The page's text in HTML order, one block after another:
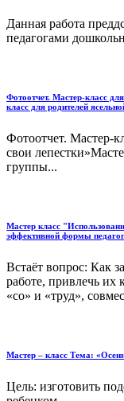
Данная работа
педагогами
Фотоотчет. Мастер-класс
класс для родителей
Фотоотчет. Мастер-
свои
группы...
Мастер класс
эффективной формы
Встаёт вопрос: Как
работе, привлечь их
«со» и «труд»,
Мастер – класс Тема:
Цель: изготовить